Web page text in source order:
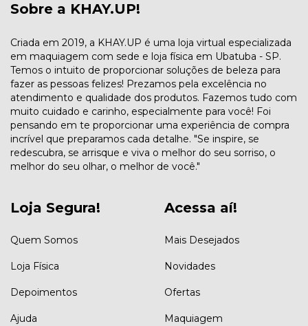
Sobre a KHAY.UP!
Criada em 2019, a KHAY.UP é uma loja virtual especializada
em maquiagem com sede e loja física em Ubatuba - SP.
Temos o intuito de proporcionar soluções de beleza para
fazer as pessoas felizes! Prezamos pela excelência no
atendimento e qualidade dos produtos. Fazemos tudo com
muito cuidado e carinho, especialmente para você! Foi
pensando em te proporcionar uma experiência de compra
incrível que preparamos cada detalhe. "Se inspire, se
redescubra, se arrisque e viva o melhor do seu sorriso, o
melhor do seu olhar, o melhor de você."
Loja Segura!
Quem Somos
Loja Física
Depoimentos
Ajuda
Acessa aí!
Mais Desejados
Novidades
Ofertas
Maquiagem